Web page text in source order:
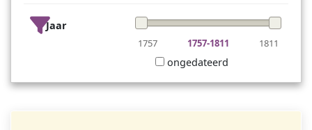
Jaar
1757 1811
1757-1811
ongedateerd